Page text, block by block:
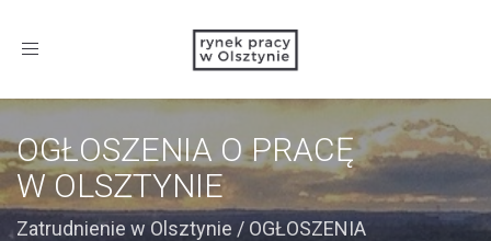
Toggle
OGŁOSZENIA O PRACĘ
W OLSZTYNIE
Zatrudnienie w Olsztynie / OGŁOSZENIA